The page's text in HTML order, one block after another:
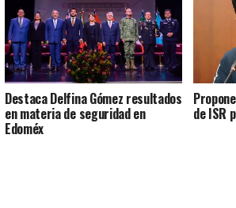
Destaca Delfina Gómez resultados
en materia de seguridad en
Edoméx
de ISR